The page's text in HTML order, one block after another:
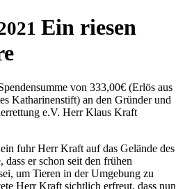
Ein riesen
von 333,00€ (Erlös aus
Katharinenstift) an den Gründer und
e.V. Herr Klaus Kraft
fuhr Herr Kraft auf das Gelände des
er schon seit den frühen
um Tieren in der Umgebung zu
Herr Kraft sichtlich erfreut, dass nun